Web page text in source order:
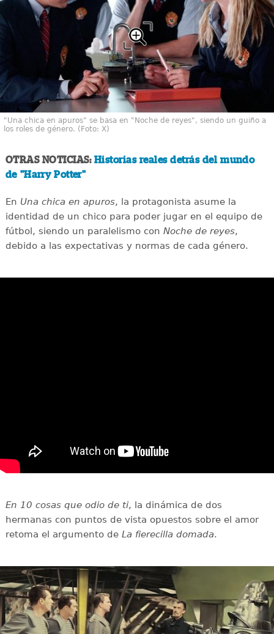
"Una chica en apuros" se basa en "Noche de reyes", siendo un guiño a
los roles de género. (Foto: X)
OTRAS NOTICIAS: Historias reales detrás del mundo
de "Harry Potter"
En Una chica en apuros, la protagonista asume la
identidad de un chico para poder jugar en el equipo de
fútbol, siendo un paralelismo con Noche de reyes,
debido a las expectativas y normas de cada género.
En 10 cosas que odio de ti, la dinámica de dos
hermanas con puntos de vista opuestos sobre el amor
retoma el argumento de La fierecilla domada.